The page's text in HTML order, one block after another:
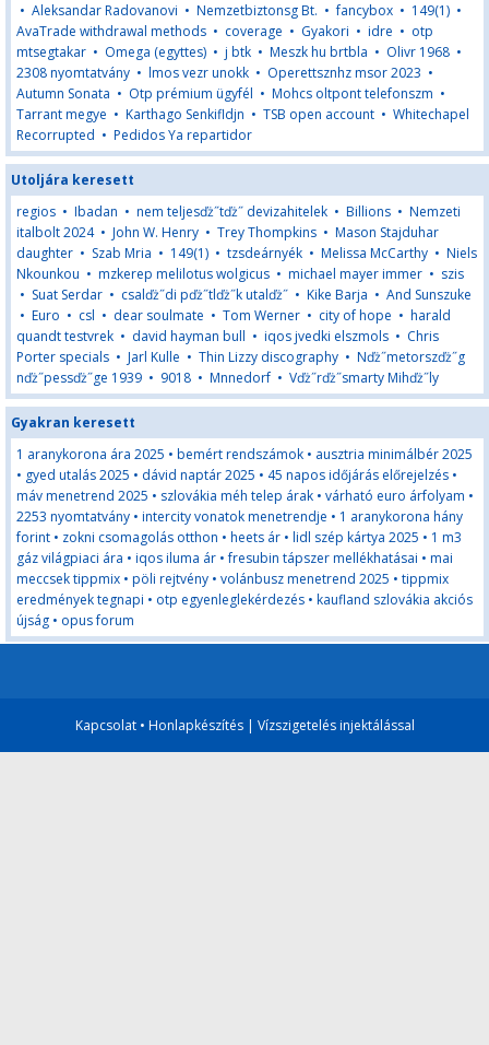
• Aleksandar Radovanovi • Nemzetbiztonsg Bt. •fancybox • 149(1) •
AvaTrade withdrawal methods • coverage • Gyakori • idre • otp
mtsegtakar • Omega (egyttes) • j btk • Meszk hu brtbla • Olivr 1968 •
2308 nyomtatvány • lmos vezr unokk • Operettsznhz msor 2023 •
Autumn Sonata • Otp prémium ügyfél • Mohcs oltpont telefonszm •
Tarrant megye • Karthago Senkifldjn • TSB open account • Whitechapel
Recorrupted • Pedidos Ya repartidor
Utoljára keresett
regios • Ibadan • nem teljesďż˝tďż˝ devizahitelek • Billions • Nemzeti
italbolt 2024• John W. Henry • Trey Thompkins • Mason Stajduhar
daughter • Szab Mria • 149(1) • tzsdeárnyék • Melissa McCarthy • Niels
Nkounkou • mzkerep melilotus wolgicus • michael mayer immer • szis
• Suat Serdar • csalďż˝di pďż˝tlďż˝k utalďż˝ • Kike Barja • And Sunszuke
• Euro • csl • dear soulmate • Tom Werner • city of hope • harald
quandt testvrek • david hayman bull • iqos jvedki elszmols • Chris
Porter specials • Jarl Kulle • Thin Lizzy discography • Nďż˝metorszďż˝g
nďż˝pessďż˝ge 1939 • 9018 • Mnnedorf • Vďż˝rďż˝smarty Mihďż˝ly
Gyakran keresett
1 aranykorona ára 2025 • bemért rendszámok • ausztria minimálbér 2025
• gyed utalás 2025 • dávid naptár 2025 • 45 napos időjárás előrejelzés •
máv menetrend 2025 • szlovákia méh telep árak • várható euro árfolyam •
2253 nyomtatvány • intercity vonatok menetrendje • 1 aranykorona hány
forint • zokni csomagolás otthon • heets ár • lidl szép kártya 2025 • 1 m3
gáz világpiaci ára • iqos iluma ár •fresubin tápszer mellékhatásai • mai
meccsek tippmix • pöli rejtvény • volánbusz menetrend 2025 • tippmix
eredmények tegnapi • otp egyenleglekérdezés • kaufland szlovákia akciós
újság • opus forum
Kapcsolat• Honlapkészítés| Vízszigetelés injektálással